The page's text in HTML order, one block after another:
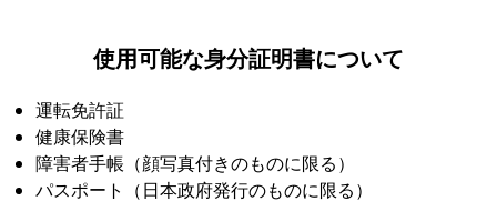
使用可能な身分証明書について
運転免許証
健康保険書
障害者手帳（顔写真付きのものに限る）
パスポート（日本政府発行のものに限る）